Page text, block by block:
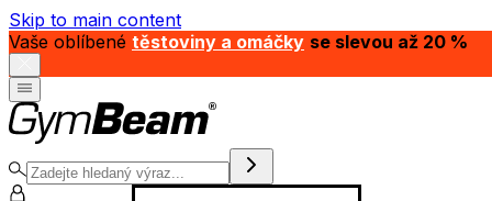
Skip to main content
Vaše oblíbené těstoviny a omáčky se slevou až 20 %